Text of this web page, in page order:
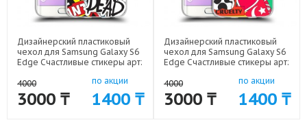
Дизайнерский пластиковый
чехол для Samsung Galaxy S6
Edge Счастливые стикеры арт:
4000
3000 ₸
по акции
1400 ₸
Дизайнерский пластиковый
чехол для Samsung Galaxy S6
Edge Счастливые стикеры арт:
4000
3000 ₸
по акции
1400 ₸